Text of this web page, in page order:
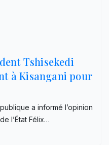
Tshisekedi
à Kisangani pour
a informé l’opinion
l’État Félix…